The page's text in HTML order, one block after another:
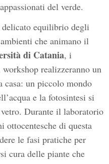
del verde.
delicato equilibrio degli
che animano il
di Catania, i
realizzeranno un
casa: un piccolo mondo
e la fotosintesi si
Durante il laboratorio
ottocentesche di questa
le fasi pratiche per
cura delle piante che